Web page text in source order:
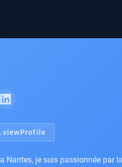
Nantes, je suis passionnée par